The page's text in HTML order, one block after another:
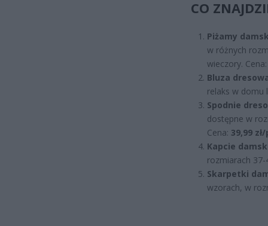
CO
Piżamy
w różnych
wieczory.
Bluza
relaks w domu
Spodnie
dostępne w
Cena: 39,99
Kapcie
rozmiarach
Skarpetki
wzorach, w